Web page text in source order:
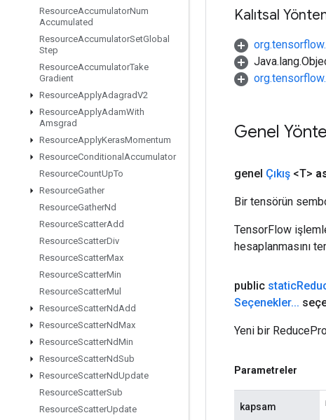
ResourceAccumulatorNum
Accumulated
ResourceAccumulatorSetGlobal
Step
ResourceAccumulatorTake
Gradient
ResourceApplyAdagradV2
ResourceApplyAdamWith
Amsgrad
ResourceApplyKerasMomentum
ResourceConditional Accumulator
ResourceCountUpTo
ResourceGather
ResourceGatherNd
ResourceScatterAdd
ResourceScatterDiv
ResourceScatterMax
ResourceScatterMin
ResourceScatterMul
ResourceScatterNdAdd
ResourceScatterNdMax
ResourceScatterNdMin
ResourceScatterNdSub
ResourceScatterNdUpdate
ResourceScatterSub
ResourceScatterUpdate
Kalıtsal
Genel
genel Çıkış <T>
Bir tensörün
TensorFlow
hesaplanmasını
public static
Seçenekler...
Yeni bir
Parametreler
kapsam